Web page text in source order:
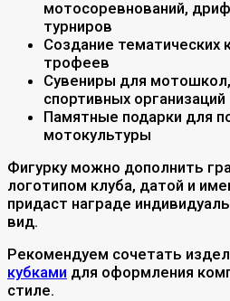
мотосоревнований,
турниров
Создание тематических
трофеев
Сувениры для
спортивных организаций
Памятные подарки для
мотокультуры
Фигурку можно дополнить
логотипом клуба, датой и
придаст награде
вид.
Рекомендуем сочетать
кубками для оформления
стиле.